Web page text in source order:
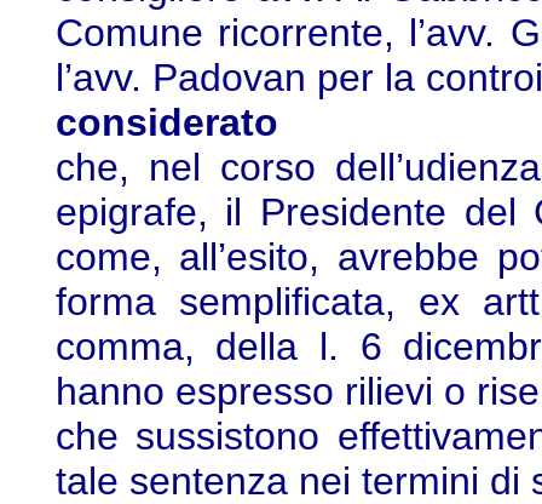
Comune ricorrente, l’avv.
l’avv. Padovan per la
considerato
che, nel corso
epigrafe, il Presidente del
come, all’esito, avrebbe
forma semplificata, ex
comma, della l. 6
hanno espresso rilievi o
che sussistono
tale sentenza nei termini di